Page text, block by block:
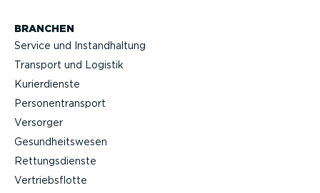
BRANCHEN
Service und Instand­haltung
Transport und Logistik
Kurier­dienste
Perso­nen­transport
Versorger
Gesund­heits­wesen
Rettungs­dienste
Vertriebs­flotte